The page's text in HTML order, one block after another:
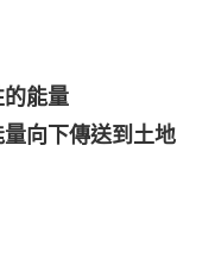
能量
向下傳送到土地